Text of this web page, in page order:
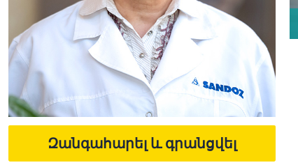
Զանգահարել և գրանցվել